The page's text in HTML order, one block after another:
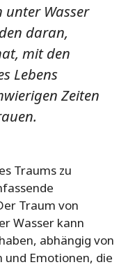
unter Wasser
daran,
mit den
Lebens
Zeiten
Traums zu
Traum von
Wasser kann
abhängig von
und Emotionen, die